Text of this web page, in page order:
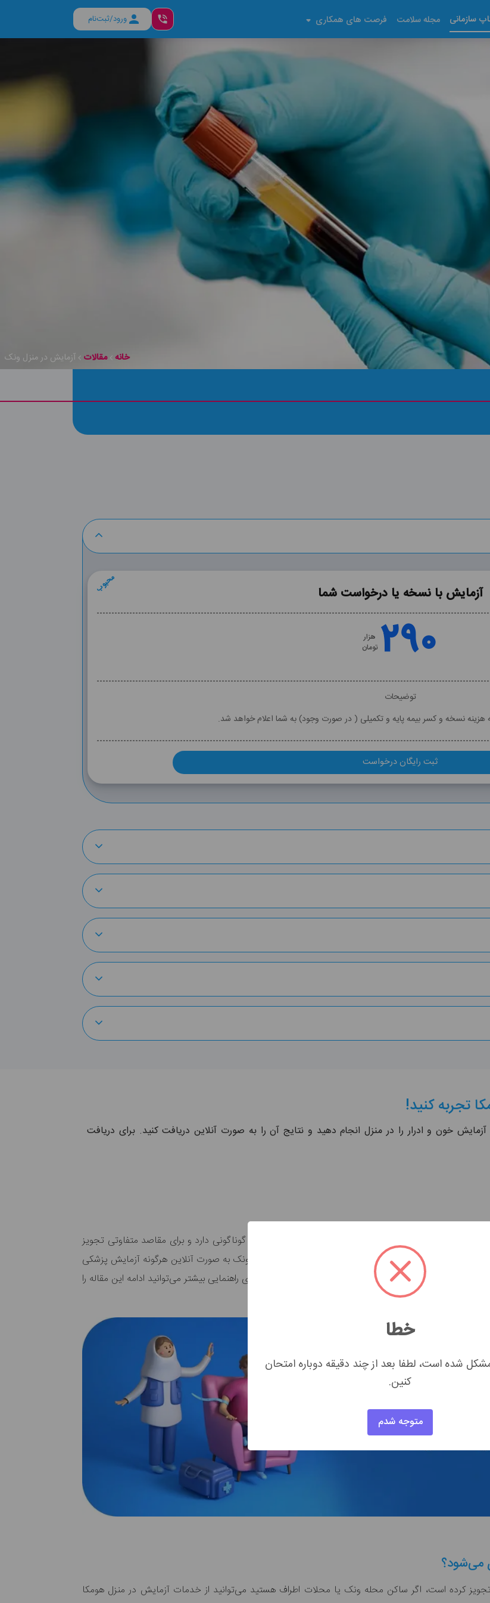
سازمانی مجله سلامت فرصت های همکاری ورود/ثبت‌نام
خانه مقالات آزمایش در منزل ونک
آزمایش با نسخه یا درخواست شما محبوب
۲۹۰ هزار
تومان
توضیحات
نسخه و کسر بیمه پایه و تکمیلی ( در صورت وجود) به شما اعلام خواهد شد.
ثبت رایگان درخواست
تجربه کنید!
خون و ادرار را در منزل انجام دهید و نتایج آن را به صورت آنلاین دریافت کنید. برای دریافت
آزمایش‌های پزشکی را تجویز می‌کنند. این آزمایش‌ها انواع گوناگونی دارد و برای مقاصد متفاوتی تجویز
برطرف می‌شود، شما می‌توانید با ثبت درخواست آزمایش در منزل ونک به صورت آنلاین هرگونه آزمایش پزشکی
استاندارد و در شرایط کاملا بهداشتی انجام می‌شود. برای راهنمایی بیشتر می‌توانید ادامه این مقاله را
می‌شود؟
کرده است، اگر ساکن محله ونک یا محلات اطراف هستید می‌توانید از خدمات آزمایش در منزل هومکا
خطا
شده است، لطفا بعد از چند دقیقه دوباره امتحان
کنین.
متوجه شدم